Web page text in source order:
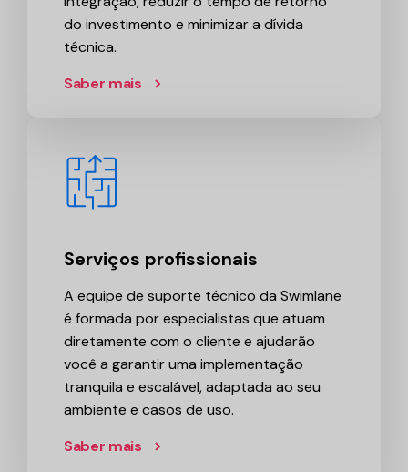
do investimento e minimizar a dívida
técnica.
Saber mais
Serviços profissionais
A equipe de suporte técnico da Swimlane
é formada por especialistas que atuam
diretamente com o cliente e ajudarão
você a garantir uma implementação
tranquila e escalável, adaptada ao seu
ambiente e casos de uso.
Saber mais